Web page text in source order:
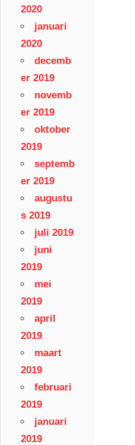
2020
januari
2020
decemb
er 2019
novemb
er 2019
oktober
2019
septemb
er 2019
augustu
s 2019
juli 2019
juni
2019
mei
2019
april
2019
maart
2019
februari
2019
januari
2019